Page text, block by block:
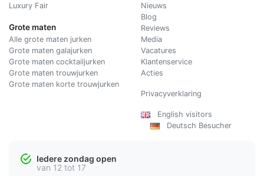
Luxury Fair
Grote maten
Alle grote maten jurken
Grote maten galajurken
Grote maten cocktailjurken
Grote maten trouwjurken
Grote maten korte trouwjurken
Nieuws
Blog
Reviews
Media
Vacatures
Klantenservice
Acties
Privacyverklaring
English visitors
Deutsch Besucher
Iedere zondag open
van 12 tot 17